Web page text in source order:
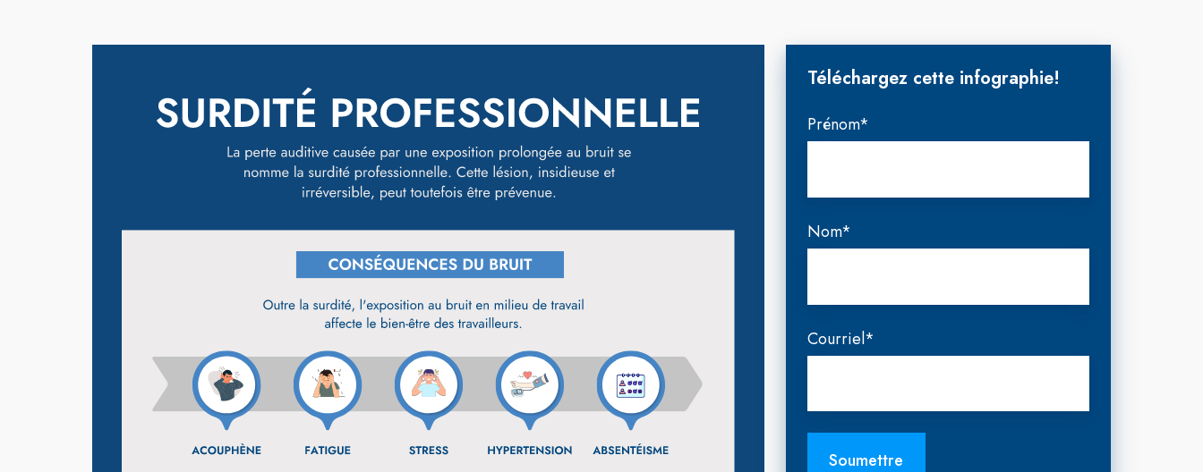
Téléchargez cette infographie!
Prénom*
Nom*
Courriel*